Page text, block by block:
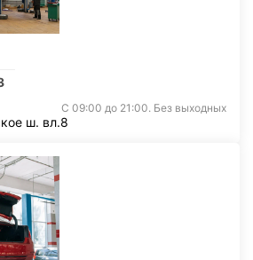
С 09:00 до 21:00. Без выходных
ш. вл.8